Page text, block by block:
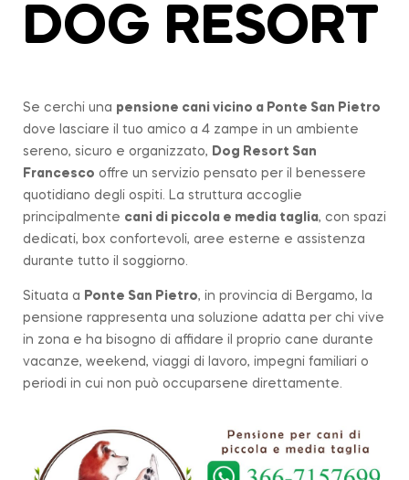
DOG RESORT
Se cerchi una pensione cani vicino a Ponte San Pietro
dove lasciare il tuo amico a 4 zampe in un ambiente
sereno, sicuro e organizzato, Dog Resort San
Francesco offre un servizio pensato per il benessere
quotidiano degli ospiti. La struttura accoglie
principalmente cani di piccola e media taglia, con spazi
dedicati, box confortevoli, aree esterne e assistenza
durante tutto il soggiorno.
Situata a Ponte San Pietro, in provincia di Bergamo, la
pensione rappresenta una soluzione adatta per chi vive
in zona e ha bisogno di affidare il proprio cane durante
vacanze, weekend, viaggi di lavoro, impegni familiari o
periodi in cui non può occuparsene direttamente.